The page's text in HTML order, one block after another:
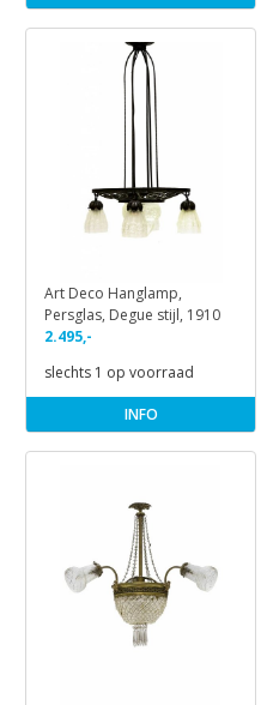
Art Deco Hanglamp,
Persglas, Degue stijl, 1910
2.495,-
slechts 1 op voorraad
INFO